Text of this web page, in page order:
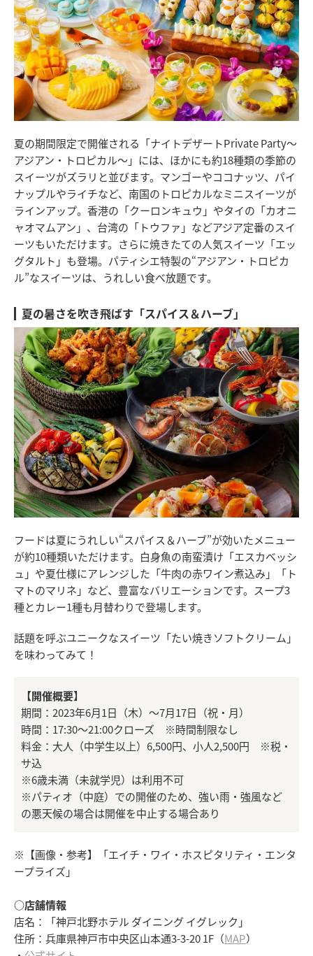
夏の期間限定で開催される「ナイトデザートPrivate Party～
アジアン・トロピカル～」には、ほかにも約18種類の季節の
スイーツがズラリと並びます。マンゴーやココナッツ、パイ
ナップルやライチなど、南国のトロピカルなミニスイーツが
ラインアップ。香港の「クーロンキュウ」やタイの「カオニ
ャオマムアン」、台湾の「トウファ」などアジア定番のスイ
ーツもいただけます。さらに焼きたての人気スイーツ「エッ
グタルト」も登場。パティシエ特製の“アジアン・トロピカ
ル”なスイーツは、うれしい食べ放題です。
夏の暑さを吹き飛ばす「スパイス＆ハーブ」
フードは夏にうれしい“スパイス＆ハーブ”が効いたメニュー
が約10種類いただけます。白身魚の南蛮漬け「エスカベッシ
ュ」や夏仕様にアレンジした「牛肉の赤ワイン煮込み」「ト
マトのマリネ」など、豊富なバリエーションです。スープ3
種とカレー1種も月替わりで登場します。
話題を呼ぶユニークなスイーツ「たい焼きソフトクリーム」
を味わってみて！
【開催概要】
期間：2023年6月1日（木）～7月17日（祝・月）
時間：17:30～21:00クローズ ※時間制限なし
料金：大人（中学生以上）6,500円、小人2,500円 ※税・
サ込
※6歳未満（未就学児）は利用不可
※パティオ（中庭）での開催のため、強い雨・強風など
の悪天候の場合は開催を中止する場合あり
※【画像・参考】「エイチ・ワイ・ホスピタリティ・エンタ
ープライズ」
○店舗情報
店名：「神戸北野ホテル ダイニング イグレック」
住所：兵庫県神戸市中央区山本通3-3-20 1F（MAP）